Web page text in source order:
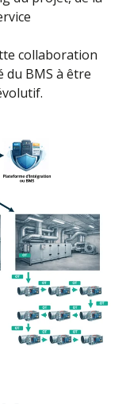
collaboration
du BMS à être